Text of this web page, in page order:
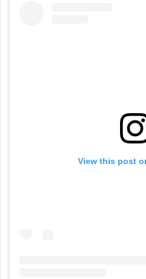
View this post